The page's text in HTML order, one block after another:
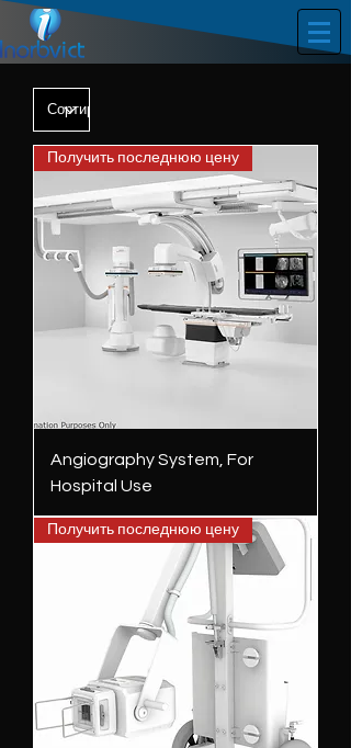
Получить последнюю цену
Angiography System, For
Hospital Use
Получить последнюю цену